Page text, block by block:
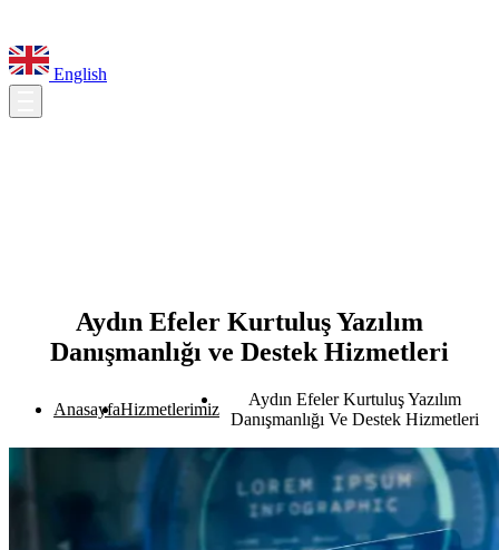
English
Aydın Efeler Kurtuluş Yazılım
Danışmanlığı ve Destek Hizmetleri
AnasayfaHizmetlerimiz
Aydın Efeler Kurtuluş Yazılım
Danışmanlığı Ve Destek Hizmetleri